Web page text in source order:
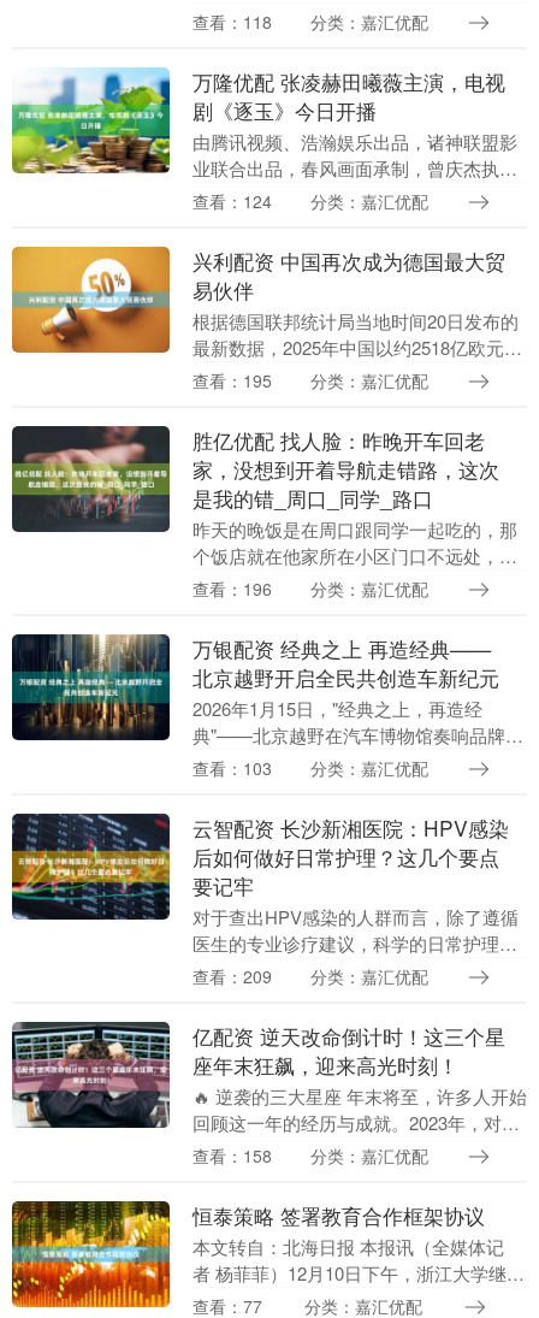
没盖好被子”……生活中，很多人一出现恶
凉，要么喝热....
查看：118 分类：嘉汇优配
万隆优配 张凌赫田曦薇主演，电视
剧《逐玉》今日开播
由腾讯视频、浩瀚娱乐出品，诸神联盟影
业联合出品，春风画面承制，曾庆杰执
导，邹越担任总编剧，金子、曾珍联合编
凯等主演的古装爱情....
查看：124 分类：嘉汇优配
兴利配资 中国再次成为德国最大贸
易伙伴
根据德国联邦统计局当地时间20日发布的
最新数据，2025年中国以约2518亿欧元的
进出口总额再次成为德国最重要贸易伙
进....
查看：195 分类：嘉汇优配
胜亿优配 找人脸：昨晚开车回老
家，没想到开着导航走错路，这次
是我的错_周口_同学_路口
昨天的晚饭是在周口跟同学一起吃的，那
个饭店就在他家所在小区门口不远处，以
前去过一次，早已忘记那次吃了什么。 这
和我同学儿子，....
查看：196 分类：嘉汇优配
万银配资 经典之上 再造经典——
北京越野开启全民共创造车新纪元
2026年1月15日，"经典之上，再造经
典"——北京越野在汽车博物馆奏响品牌焕
新的最强音。北京越野旗下双星闪耀 -
2.....
查看：103 分类：嘉汇优配
云智配资 长沙新湘医院：HPV感染
后如何做好日常护理？这几个要点
要记牢
对于查出HPV感染的人群而言，除了遵循
医生的专业诊疗建议，科学的日常护理也
能为病情恢复提供助力。良好的生活习惯
的可能。今天就....
查看：209 分类：嘉汇优配
亿配资 逆天改命倒计时！这三个星
座年末狂飙，迎来高光时刻！
🔥 逆袭的三大星座 年末将至，许多人开始
回顾这一年的经历与成就。2023年，对于
某些星座来说，无疑是一个充满挑战与机
运将迎来....
查看：158 分类：嘉汇优配
恒泰策略 签署教育合作框架协议
本文转自：北海日报 本报讯（全媒体记
者 杨菲菲）12月10日下午，浙江大学继续
教育学院与北海市委党校（市行政学院）
查看：77 分类：嘉汇优配